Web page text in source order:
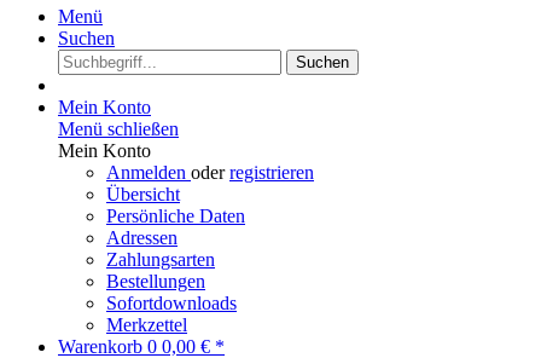
Menü
Suchen
Suchen
Mein Konto
Menü schließen
Mein Konto
Anmelden oderregistrieren
Übersicht
Persönliche Daten
Adressen
Zahlungsarten
Bestellungen
Sofortdownloads
Merkzettel
Warenkorb 0 0,00 € *